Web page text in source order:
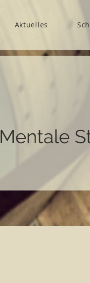
Aktuelles
Mentale